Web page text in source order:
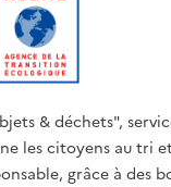
& déchets",
les citoyens au tri
grâce à des